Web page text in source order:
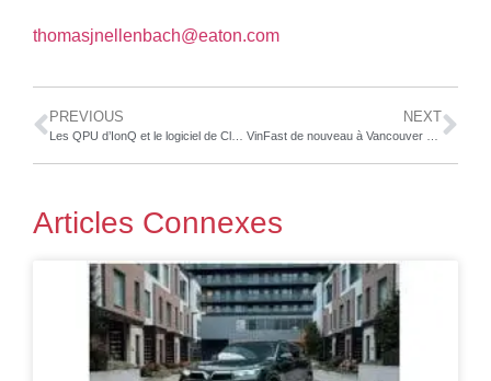
thomasjnellenbach@eaton.com
PREVIOUS NEXT
Articles Connexes